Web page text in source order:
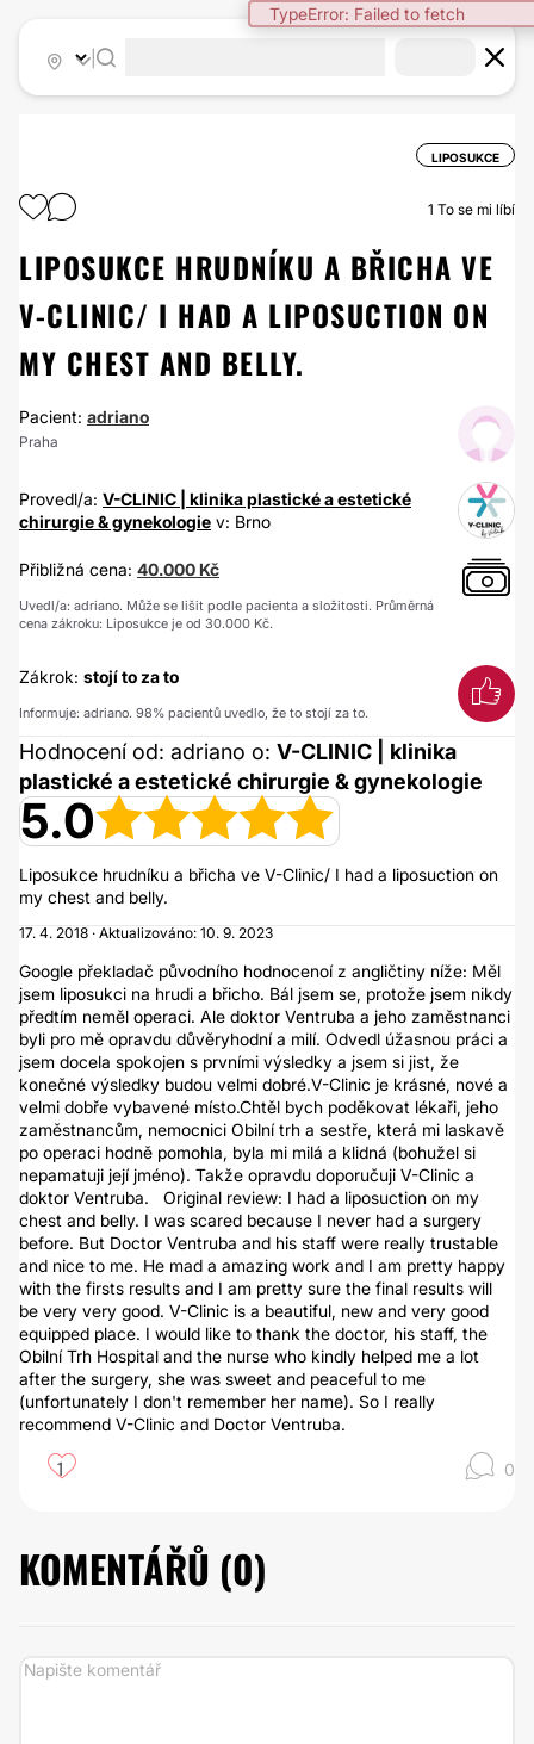
TypeError: Failed to fetch
LIPOSUKCE
1 To se mi líbí
LIPOSUKCE HRUDNÍKU A BŘICHA VE
V-CLINIC/ I HAD A LIPOSUCTION ON
MY CHEST AND BELLY.
Pacient: adriano
Praha
Provedl/a: V-CLINIC | klinika plastické a estetické
chirurgie & gynekologie v: Brno
Přibližná cena: 40.000 Kč
Uvedl/a: adriano. Může se lišit podle pacienta a složitosti. Průměrná
cena zákroku: Liposukce je od 30.000 Kč.
Zákrok: stojí to za to
Informuje: adriano. 98% pacientů uvedlo, že to stojí za to.
Hodnocení od: adriano o: V-CLINIC | klinika
plastické a estetické chirurgie & gynekologie
5.0
Liposukce hrudníku a břicha ve V-Clinic/ I had a liposuction on
my chest and belly.
17. 4. 2018 · Aktualizováno: 10. 9. 2023
Google překladač původního hodnocenoí z angličtiny níže: Měl
jsem liposukci na hrudi a břicho. Bál jsem se, protože jsem nikdy
předtím neměl operaci. Ale doktor Ventruba a jeho zaměstnanci
byli pro mě opravdu důvěryhodní a milí. Odvedl úžasnou práci a
jsem docela spokojen s prvními výsledky a jsem si jist, že
konečné výsledky budou velmi dobré.V-Clinic je krásné, nové a
velmi dobře vybavené místo.Chtěl bych poděkovat lékaři, jeho
zaměstnancům, nemocnici Obilní trh a sestře, která mi laskavě
po operaci hodně pomohla, byla mi milá a klidná (bohužel si
nepamatuji její jméno). Takže opravdu doporučuji V-Clinic a
doktor Ventruba. Original review: I had a liposuction on my
chest and belly. I was scared because I never had a surgery
before. But Doctor Ventruba and his staff were really trustable
and nice to me. He mad a amazing work and I am pretty happy
with the firsts results and I am pretty sure the final results will
be very very good. V-Clinic is a beautiful, new and very good
equipped place. I would like to thank the doctor, his staff, the
Obilní Trh Hospital and the nurse who kindly helped me a lot
after the surgery, she was sweet and peaceful to me
(unfortunately I don't remember her name). So I really
recommend V-Clinic and Doctor Ventruba.
1 0
KOMENTÁŘŮ (0)